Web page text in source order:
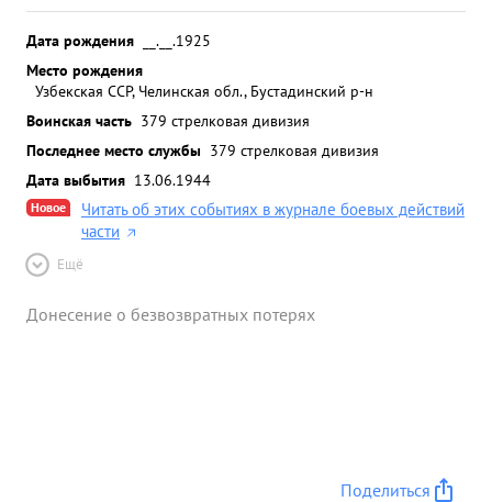
Дата рождения
__.__.1925
Место рождения
Узбекская ССР, Челинская обл., Бустадинский р-н
Воинская часть 379 стрелковая дивизия
Последнее место службы 379 стрелковая дивизия
Дата выбытия 13.06.1944
Новое
Читать об этих событиях в журнале боевых действий
части
Ещё
Донесение о безвозвратных потерях
Поделиться